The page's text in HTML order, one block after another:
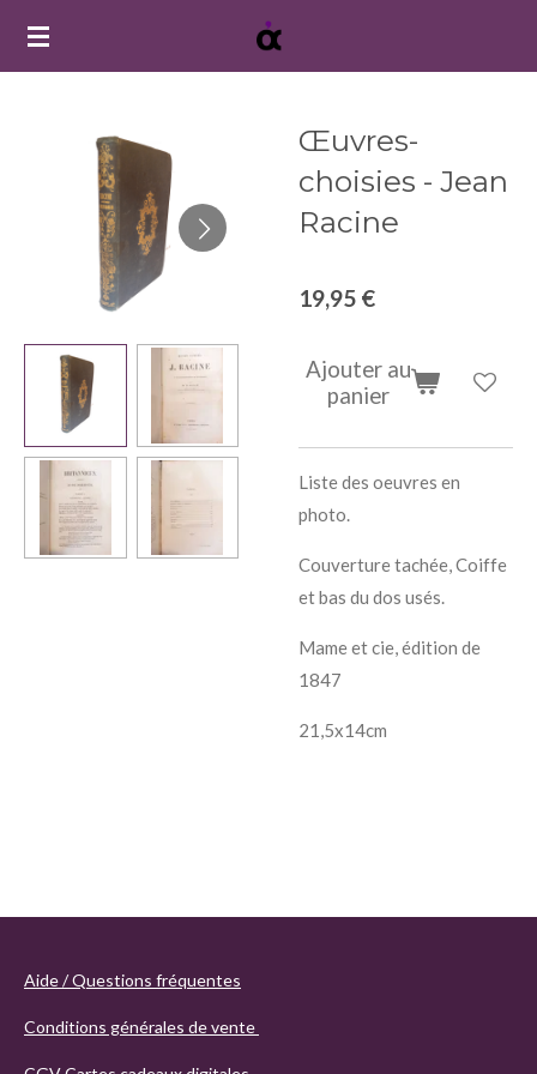
Passer
Œuvres-
choisies - Jean
Racine
19,95 €
Ajouter au
panier
Liste des oeuvres en
photo.
Couverture tachée, Coiffe
et bas du dos usés.
Mame et cie, édition de
1847
21,5x14cm
Aide / Questions fréquentes
Conditions générales de vente